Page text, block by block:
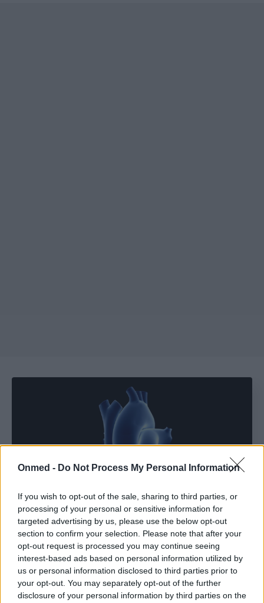
Onmed - Do Not Process My Personal Information
If you wish to opt-out of the sale, sharing to third parties, or
processing of your personal or sensitive information for
targeted advertising by us, please use the below opt-out
section to confirm your selection. Please note that after your
opt-out request is processed you may continue seeing
interest-based ads based on personal information utilized by
us or personal information disclosed to third parties prior to
your opt-out. You may separately opt-out of the further
disclosure of your personal information by third parties on the
Photo 4/5